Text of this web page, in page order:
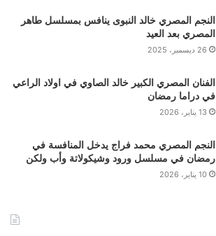
النجم المصري خالد النبوى ينافس بمسلسل طاهر
المصري بعد العيد
26 ديسمبر، 2025
الفنان المصري الكبير خالد الصاوي في اولاد الراعي
في دراما رمضان
13 يناير، 2026
النجم المصري محمد فراج يدخل المنافسة في
رمضان في مسلسل ورود وشيكولاتة وأب ولكن
10 يناير، 2026